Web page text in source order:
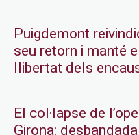
Puigdemont
seu retorn i manté
llibertat dels
El col·lapse de
Girona: